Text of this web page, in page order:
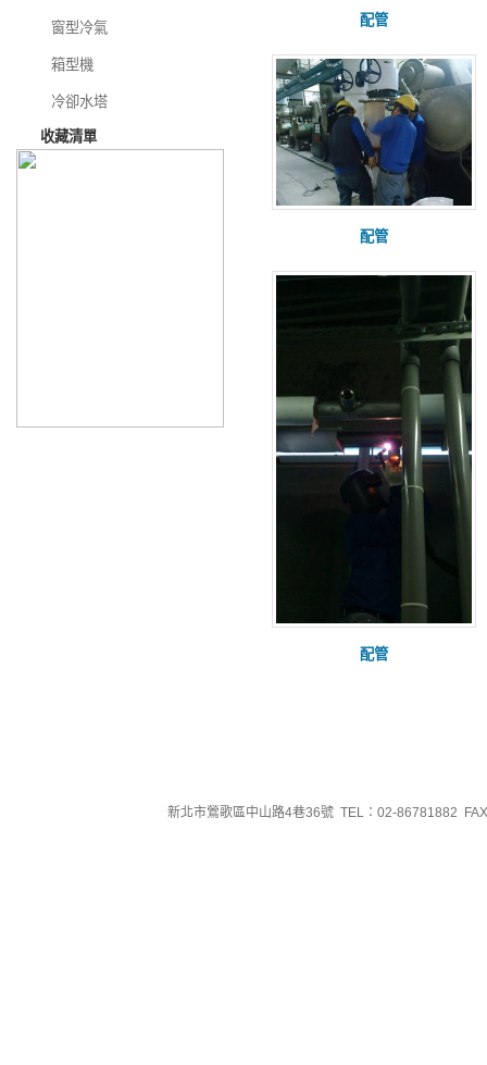
窗型冷氣
箱型機
冷卻水塔
收藏清單
配管
配管
配管
新北市鶯歌區中山路4巷36號 TEL：02-86781882